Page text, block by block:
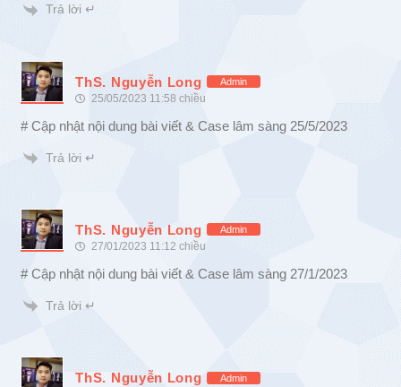
Trả lời ↵
ThS. Nguyễn Long Admin
25/05/2023 11:58 chiều
# Cập nhật nội dung bài viết & Case lâm sàng 25/5/2023
Trả lời ↵
ThS. Nguyễn Long Admin
27/01/2023 11:12 chiều
# Cập nhật nội dung bài viết & Case lâm sàng 27/1/2023
Trả lời ↵
ThS. Nguyễn Long Admin